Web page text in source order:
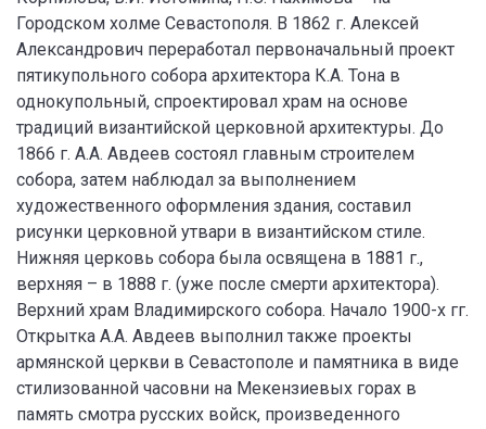
Городском холме Севастополя. В 1862 г. Алексей
Александрович переработал первоначальный проект
пятикупольного собора архитектора К.А. Тона в
однокупольный, спроектировал храм на основе
традиций византийской церковной архитектуры. До
1866 г. А.А. Авдеев состоял главным строителем
собора, затем наблюдал за выполнением
художественного оформления здания, составил
рисунки церковной утвари в византийском стиле.
Нижняя церковь собора была освящена в 1881 г.,
верхняя – в 1888 г. (уже после смерти архитектора).
Верхний храм Владимирского собора. Начало 1900-х гг.
Открытка А.А. Авдеев выполнил также проекты
армянской церкви в Севастополе и памятника в виде
стилизованной часовни на Мекензиевых горах в
память смотра русских войск, произведенного